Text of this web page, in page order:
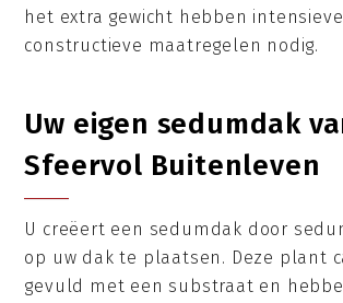
het extra gewicht hebben
constructieve maatregelen nodig.
Uw eigen sedumdak
Sfeervol Buitenleven
U creëert een sedumdak door
op uw dak te plaatsen. Deze plant
gevuld met een substraat en